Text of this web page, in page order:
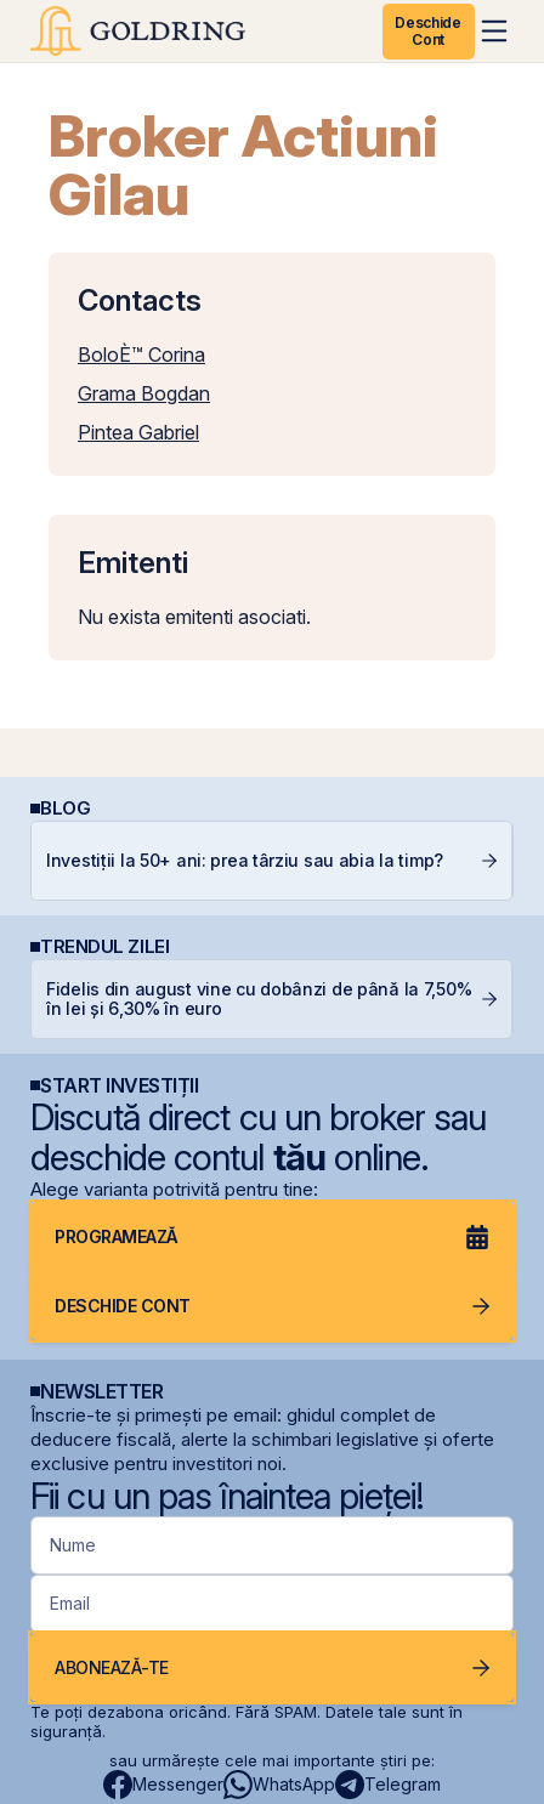
Deschide
Cont
Broker Actiuni
Gilau
Contacts
BoloÈ™ Corina
Grama Bogdan
Pintea Gabriel
Emitenti
Nu exista emitenti asociati.
BLOG
Investiții la 50+ ani: prea târziu sau abia la timp?
TRENDUL ZILEI
Fidelis din august vine cu dobânzi de până la 7,50%
în lei și 6,30% în euro
START INVESTIȚII
Discută direct cu un broker sau
deschide contul tăuonline.
Alege varianta potrivită pentru tine:
PROGRAMEAZĂ
DESCHIDE CONT
NEWSLETTER
Înscrie-te și primești pe email: ghidul complet de
deducere fiscală, alerte la schimbari legislative și oferte
exclusive pentru investitori noi.
Fii cu un pas înaintea pieței!
Nume
Email
ABONEAZĂ-TE
Te poți dezabona oricând. Fără SPAM. Datele tale sunt în
siguranță.
sau urmărește cele mai importante știri pe:
Messenger WhatsApp Telegram